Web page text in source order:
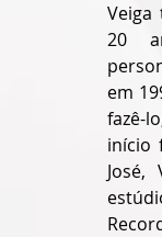
20
em
fazê-
início
José,